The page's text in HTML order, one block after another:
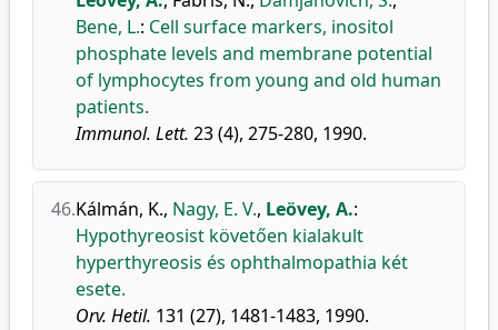
Bene, L.: Cell surface markers, inositol
phosphate levels and membrane potential
of lymphocytes from young and old human
patients.
Immunol. Lett. 23 (4), 275-280, 1990.
46.Kálmán, K., Nagy, E. V., Leövey, A.:
Hypothyreosist követően kialakult
hyperthyreosis és ophthalmopathia két
esete.
Orv. Hetil. 131 (27), 1481-1483, 1990.